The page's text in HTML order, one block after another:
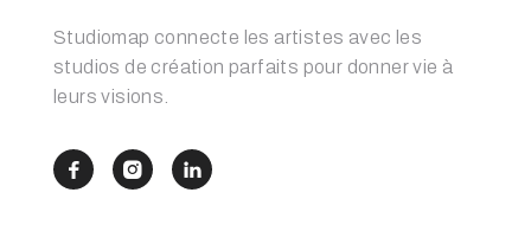
Studiomap connecte les artistes avec les
studios de création parfaits pour donner vie à
leurs visions.
  